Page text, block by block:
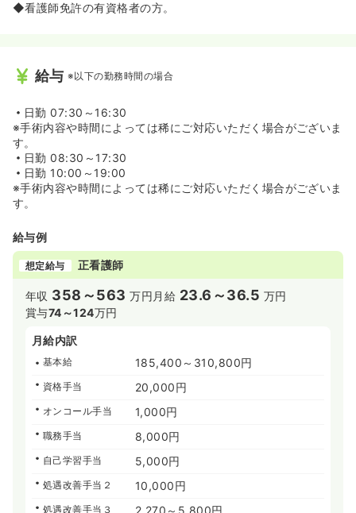
◆看護師免許の有資格者の方。
給与 ※以下の勤務時間の場合
日勤 07:30～16:30
※手術内容や時間によっては稀にご対応いただく場合がございま
す。
日勤 08:30～17:30
日勤 10:00～19:00
※手術内容や時間によっては稀にご対応いただく場合がございま
す。
給与例
想定給与 正看護師
年収 358～563 万円 月給 23.6～36.5 万円
賞与74～124万円
月給内訳
基本給 185,400～310,800円
資格手当 20,000円
オンコール手当 1,000円
職務手当 8,000円
自己学習手当 5,000円
処遇改善手当２ 10,000円
処遇改善手当３